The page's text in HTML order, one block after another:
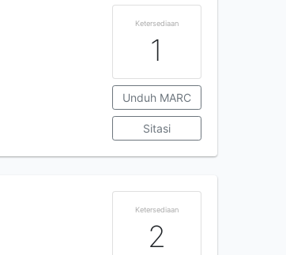
Ketersediaan
1
Unduh MARC
Sitasi
Ketersediaan
2